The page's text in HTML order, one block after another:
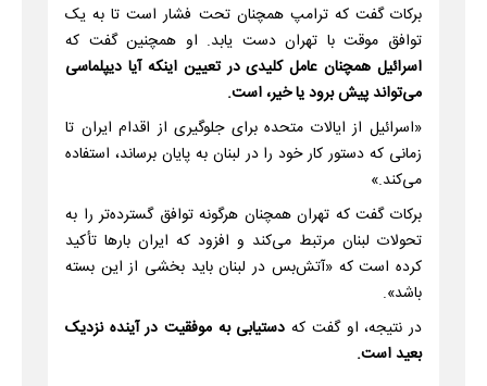
برکات گفت که ترامپ همچنان تحت فشار است تا به یک
توافق موقت با تهران دست یابد. او همچنین گفت که
اسرائیل همچنان عامل کلیدی در تعیین اینکه آیا دیپلماسی
می‌تواند پیش برود یا خیر، است.
«اسرائیل از ایالات متحده برای جلوگیری از اقدام ایران تا
زمانی که دستور کار خود را در لبنان به پایان برساند، استفاده
می‌کند.»
برکات گفت که تهران همچنان هرگونه توافق گسترده‌تر را به
تحولات لبنان مرتبط می‌کند و افزود که ایران بارها تأکید
کرده است که «آتش‌بس در لبنان باید بخشی از این بسته
باشد».
در نتیجه، او گفت که دستیابی به موفقیت در آینده نزدیک
بعید است.